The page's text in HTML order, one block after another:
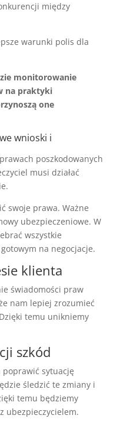
między
warunki polis dla
monitorowanie
na praktyki
one
wnioski i
poszkodowanych
musi działać
swoje prawa. Ważne
ubezpieczeniowe. W
wszystkie
na negocjacje.
klienta
świadomości praw
nam lepiej zrozumieć
temu unikniemy
szkód
sytuację
śledzić te zmiany i
temu będziemy
ubezpieczycielem.